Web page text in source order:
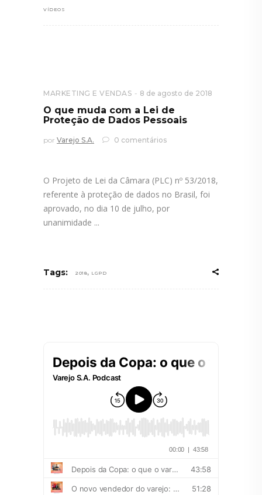
VÍDEOS
MARKETING E VENDAS 8 de agosto de 2018
O que muda com a Lei de
Proteção de Dados Pessoais
por Varejo S.A. 0 comentários
O Projeto de Lei da Câmara (PLC) nº 53/2018,
referente à proteção de dados no Brasil, foi
aprovado, no dia 10 de julho, por
unanimidade
Tags: 2018, LGPD